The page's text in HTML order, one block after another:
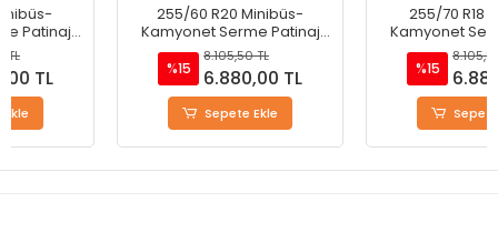
255/60 R20 Minibüs-
Kamyonet Serme Patinaj
Zinciri - M220
8.105,50 TL
6.880,00 TL
255/70 R18 Minibüs-
Kamyonet Serme Patinaj
Zinciri - M220
8.105,50 TL
6.880,00 TL